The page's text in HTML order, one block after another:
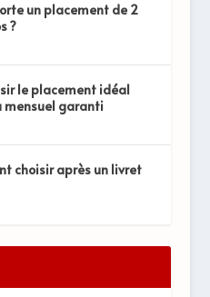
un placement de 2
?
le placement idéal
mensuel garanti
choisir après un livret